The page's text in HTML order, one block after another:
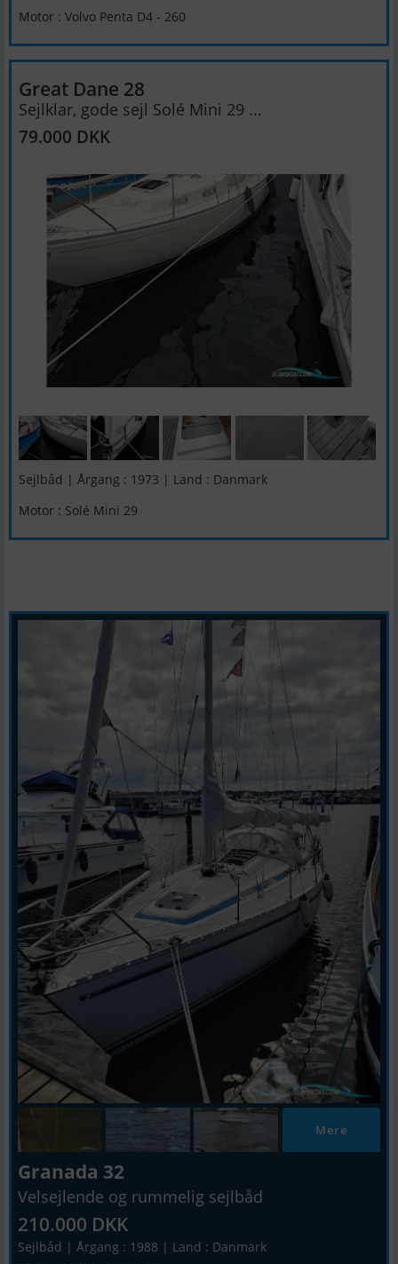
Motor : Volvo Penta D4 - 260
Great Dane 28
Sejlklar, gode sejl Solé Mini 29 ...
79.000 DKK
Sejlbåd | Årgang : 1973 | Land : Danmark
Motor : Solé Mini 29
Mere
Granada 32
Velsejlende og rummelig sejlbåd
210.000 DKK
Sejlbåd | Årgang : 1988 | Land : Danmark